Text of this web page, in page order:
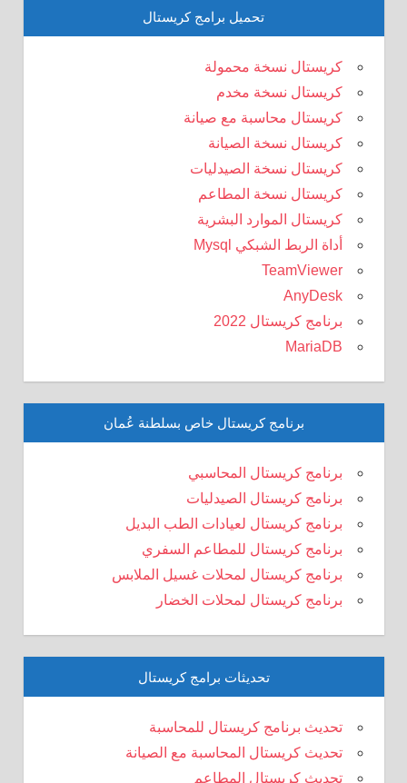
تحميل برامج كريستال
كريستال نسخة محمولة
كريستال نسخة مخدم
كريستال محاسبة مع صيانة
كريستال نسخة الصيانة
كريستال نسخة الصيدليات
كريستال نسخة المطاعم
كريستال الموارد البشرية
أداة الربط الشبكي Mysql
TeamViewer
AnyDesk
برنامج كريستال 2022
MariaDB
برنامج كريستال خاص بسلطنة عُمان
برنامج كريستال المحاسبي
برنامج كريستال الصيدليات
برنامج كريستال لعيادات الطب البديل
برنامج كريستال للمطاعم السفري
برنامج كريستال لمحلات غسيل الملابس
برنامج كريستال لمحلات الخضار
تحديثات برامج كريستال
تحديث برنامج كريستال للمحاسبة
تحديث كريستال المحاسبة مع الصيانة
تحديث كريستال المطاعم